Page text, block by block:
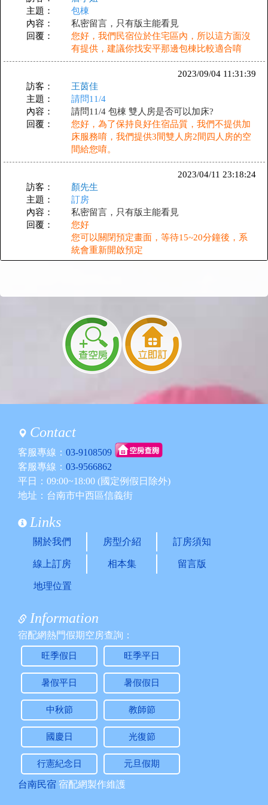
主題：
包棟
內容：
私密留言，只有版主能看見
回覆：
您好，我們民宿位於住宅區內，所以這方面沒
有提供，建議你找安平那邊包棟比較適合唷
2023/09/04 11:31:39
訪客：
王茵佳
主題：
請問11/4
內容：
請問11/4 包棟 雙人房是否可以加床?
回覆：
您好，為了保持良好住宿品質，我們不提供加
床服務唷，我們提供3間雙人房2間四人房的空
間給您唷。
2023/04/11 23:18:24
訪客：
顏先生
主題：
訂房
內容：
私密留言，只有版主能看見
回覆：
您好
您可以關閉預定畫面，等待15~20分鐘後，系
統會重新開啟預定
請問如果前20天突然無法前往，訂金能退回多
少比例，謝謝
您好
◎ 訂金退款依據交通部「民宿個別旅客直接訂
房定型化契約範本」規定辦理。
◎ 於預定住宿日14日前告知退房要求，可退還
但退訂時還是會扣到一筆轉帳手續費用
訪客：
林小姐
主題：
詢問包棟加床及電器
內容：
請問包棟雙人房是否可加床？
人數14大2小
可否自行攜帶電陶爐或電烤盤使用？
2023/04/07 09:33:39
李美珠
主題：
住宿
有廚房可使用嗎?
6/23~24已滿房了
訪客：
羅馥慧
主題：
住宿
內容：
1/24/1/25住2晚16人，有空房嗎？
回覆：
您好，已經滿房了唷。
訪客：
林小姐
主題：
初二包棟
內容：
請問初二包棟有房 人數約21人或19人房價各是
多少，謝謝，請問有含早餐嗎 謝謝
回覆：
抱歉，目前沒有房間唷，謝謝。
Contact
客服專線： 03-9108509
客服專線： 03-9566862
平日：09:00~18:00 (國定例假日除外)
地址：台南市中西區信義街
Links
關於我們 房型介紹 訂房須知
線上訂房 相本集 留言版
地理位置
Information
宿配網熱門假期空房查詢：
旺季假日 旺季平日
暑假平日 暑假假日
中秋節 教師節
國慶日 光復節
行憲紀念日 元旦假期
台南民宿 宿配網製作維護